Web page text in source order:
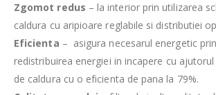
Zgomot redus – la interior prin utilizarea
caldura cu aripioare reglabile si distributiei
Eficienta – asigura necesarul energetic
redistribuirea energiei in incapere cu
de caldura cu o eficienta de pana la 79%.